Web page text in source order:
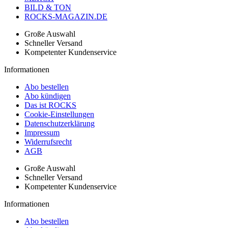
BILD & TON
ROCKS-MAGAZIN.DE
Große Auswahl
Schneller Versand
Kompetenter Kundenservice
Informationen
Abo bestellen
Abo kündigen
Das ist ROCKS
Cookie-Einstellungen
Datenschutzerklärung
Impressum
Widerrufsrecht
AGB
Große Auswahl
Schneller Versand
Kompetenter Kundenservice
Informationen
Abo bestellen